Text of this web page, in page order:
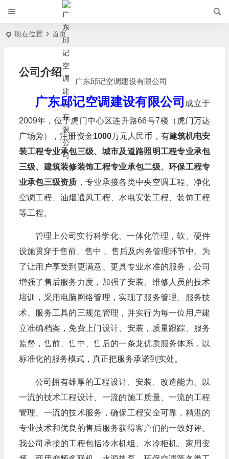
广东邱记空调建设有限公司
现在位置 首页
公司介绍
广东邱记空调建设有限公司 成立于
2009年，位于虎门中心区连升路66号7楼（虎门万达
广场旁），注册资金1000万元人民币，有建筑机电安
装工程专业承包三级、城市及道路照明工程专业承包
三级、建筑装修装饰工程专业承包二级、环保工程专
业承包三级资质 ，专业承接各类中央空调工程、净化
空调工程、油烟通风工程、水电安装工程、装饰工程
等工程。
管理上公司实行科学化、一体化管理，软、硬件
设施贯穿于售前、售中 、售后及内务管理环节中。为
了让用户享受到更满意、更具专业水准的服务，公司
增强了售后服务力度，加强了安装、维修人员的技术
培训，采用电脑网络管理，实现了服务管理、服务技
术、服务工具的三规范管理，并实行为每一位用户建
立准确档案，免费上门设计、安装，质量跟踪、服务
监督，售前、售中、售后的一条龙优质服务体系，以
标准化的服务模式，真正把服务承诺到实处。
公司拥有雄厚的工程设计、安装、改造能力。以
一流的技术工程设计、一流的施工质量、一流的工程
管理、一流的技术服务，确保工程安全可靠，精湛的
专业技术和优良的售后服务获得客户们的一致好评。
我公司承接的工程包括冷水机组、水冷柜机、家用变